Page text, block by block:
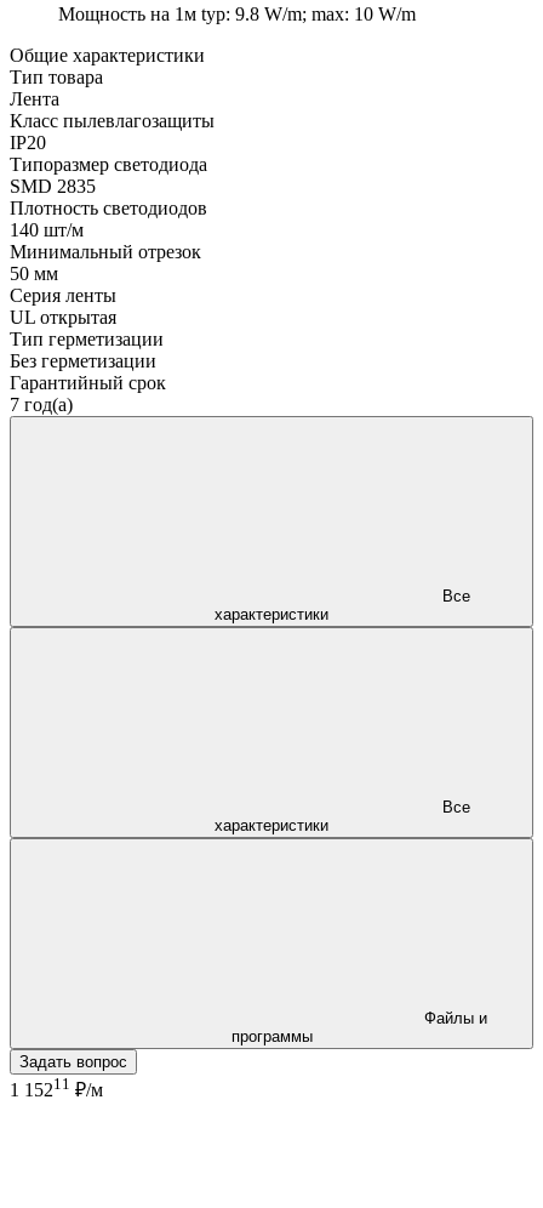
Мощность на 1м typ: 9.8 W/m; max: 10 W/m
Общие характеристики
Тип товара
Лента
Класс пылевлагозащиты
IP20
Типоразмер светодиода
SMD 2835
Плотность светодиодов
140 шт/м
Минимальный отрезок
50 мм
Серия ленты
UL открытая
Тип герметизации
Без герметизации
Гарантийный срок
7 год(а)
характеристики
характеристики
программы
Задать вопрос
1 15211 ₽/м